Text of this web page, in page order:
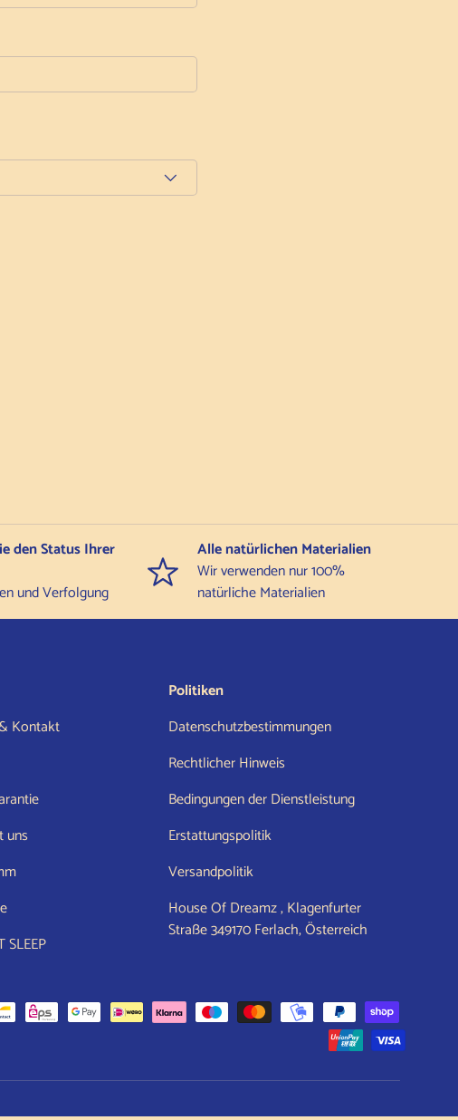
den Status Ihrer
und Verfolgung
Alle natürlichen Materialien
Wir verwenden nur 100%
natürliche Materialien
Kontakt
uns
SLEEP
Politiken
Datenschutzbestimmungen
Rechtlicher Hinweis
Bedingungen der Dienstleistung
Erstattungspolitik
Versandpolitik
House Of Dreamz , Klagenfurter
Straße 349170 Ferlach, Österreich